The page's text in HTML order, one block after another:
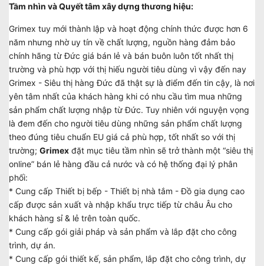
Tầm nhìn và Quyết tâm xây dựng thương hiệu:
Grimex tuy mới thành lập và hoạt động chính thức được hơn 6
năm nhưng nhờ uy tín về chất lượng, nguồn hàng đảm bảo
chính hãng từ Đức giá bán lẻ và bán buôn luôn tốt nhất thị
trường và phù hợp với thị hiếu người tiêu dùng vì vậy đến nay
Grimex - Siêu thị hàng Đức đã thật sự là điểm đến tin cậy, là nơi
yên tâm nhất của khách hàng khi có nhu cầu tìm mua những
sản phẩm chất lượng nhập từ Đức. Tuy nhiên với nguyện vọng
là đem đến cho người tiêu dùng những sản phẩm chất lượng
theo đúng tiêu chuẩn EU giá cả phù hợp, tốt nhất so với thị
trường; Grimex đặt mục tiêu tầm nhìn sẽ trở thành một “siêu thị
online” bán lẻ hàng đầu cả nước và có hệ thống đại lý phân
phối:
* Cung cấp Thiết bị bếp - Thiết bị nhà tắm - Đồ gia dụng cao
cấp được sản xuất và nhập khẩu trực tiếp từ châu Âu cho
khách hàng sỉ & lẻ trên toàn quốc.
* Cung cấp gói giải pháp và sản phẩm và lắp đặt cho công
trình, dự án.
* Cung cấp gói thiết kế, sản phẩm, lắp đặt cho công trình, dự